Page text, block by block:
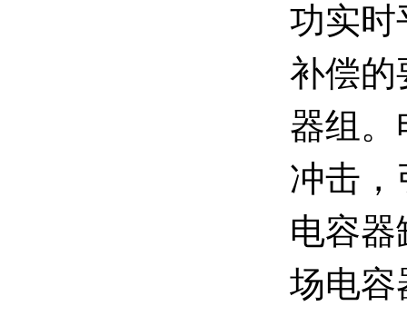
功实时
补偿的
器组。
冲击，
电容
场电容